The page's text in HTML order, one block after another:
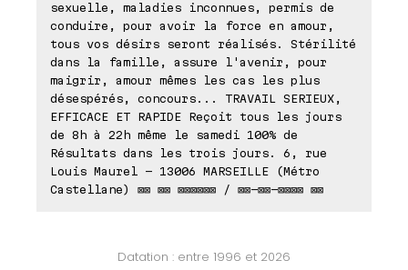
sexuelle, maladies inconnues, permis de
conduire, pour avoir la force en amour,
tous vos désirs seront réalisés. Stérilité
dans la famille, assure l'avenir, pour
maigrir, amour mêmes les cas les plus
désespérés, concours... TRAVAIL SERIEUX,
EFFICACE ET RAPIDE Reçoit tous les jours
de 8h à 22h même le samedi 100% de
Résultats dans les trois jours. 6, rue
Louis Maurel - 13006 MARSEILLE (Métro
Castellane) ⊠⊠ ⊠⊠ ⊠⊠⊠⊠⊠⊠ / ⊠⊠-⊠⊠-⊠⊠⊠⊠ ⊠⊠
Datation : entre 1996 et 2026